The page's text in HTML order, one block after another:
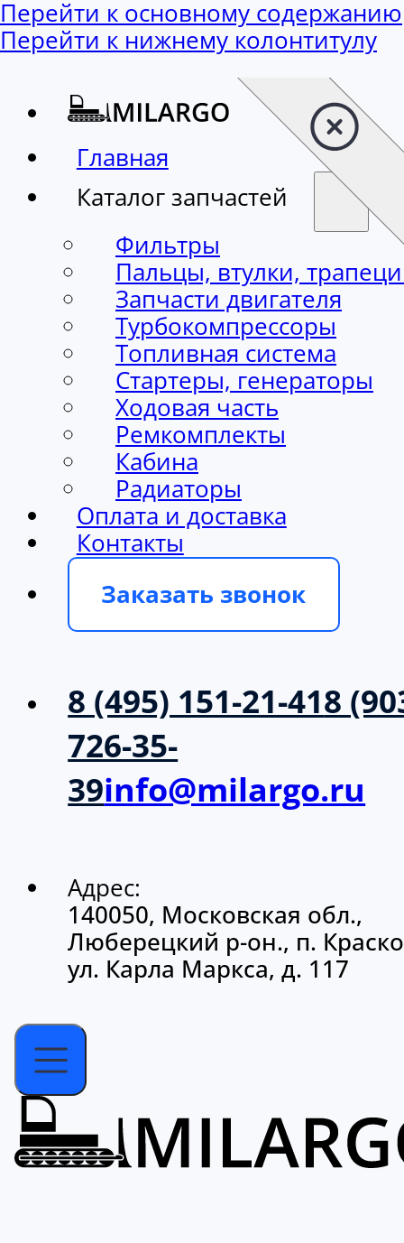
Перейти к основному содержанию
Перейти к нижнему колонтитулу
Главная
Каталог запчастей
Фильтры
Пальцы, втулки,
Запчасти двигателя
Турбокомпрессоры
Топливная система
Стартеры, генераторы
Ходовая часть
Ремкомплекты
Кабина
Радиаторы
Оплата и доставка
Контакты
Заказать звонок
8 (495) 151-21-418
726-35-
39info@milargo.ru
Адрес:
140050, Московская обл.,
Люберецкий р-он., п.
ул. Карла Маркса, д. 117